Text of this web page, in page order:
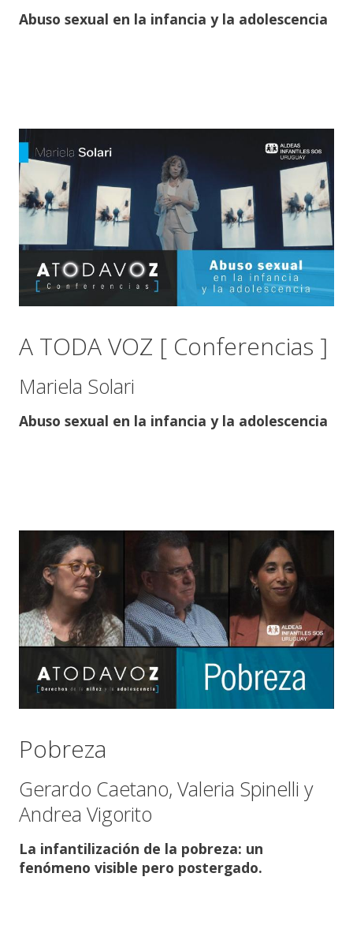
Abuso sexual en la infancia y la adolescencia
A TODA VOZ [ Conferencias ]
Mariela Solari
Abuso sexual en la infancia y la adolescencia
Pobreza
Gerardo Caetano, Valeria Spinelli y
Andrea Vigorito
La infantilización de la pobreza: un
fenómeno visible pero postergado.